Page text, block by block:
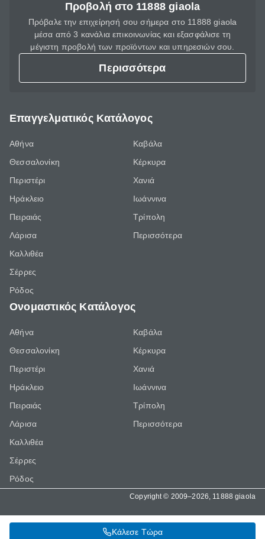
Κάλεσε Τώρα
Προβολή στο 11888 giaola
Πρόβαλε την επιχείρησή σου σήμερα στο 11888 giaola
μέσα από 3 κανάλια επικοινωνίας και εξασφάλισε τη
μέγιστη προβολή των προϊόντων και υπηρεσιών σου.
Περισσότερα
Επαγγελματικός Κατάλογος
Αθήνα
Θεσσαλονίκη
Περιστέρι
Ηράκλειο
Πειραιάς
Λάρισα
Καλλιθέα
Σέρρες
Ρόδος
Καβάλα
Κέρκυρα
Χανιά
Ιωάννινα
Τρίπολη
Περισσότερα
Ονομαστικός Κατάλογος
Αθήνα
Θεσσαλονίκη
Περιστέρι
Ηράκλειο
Πειραιάς
Λάρισα
Καλλιθέα
Σέρρες
Ρόδος
Καβάλα
Κέρκυρα
Χανιά
Ιωάννινα
Τρίπολη
Περισσότερα
Copyright © 2009–2026, 11888 giaola